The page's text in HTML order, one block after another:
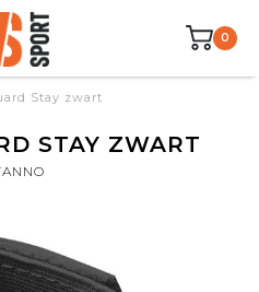
0
Stay zwart
STAY ZWART